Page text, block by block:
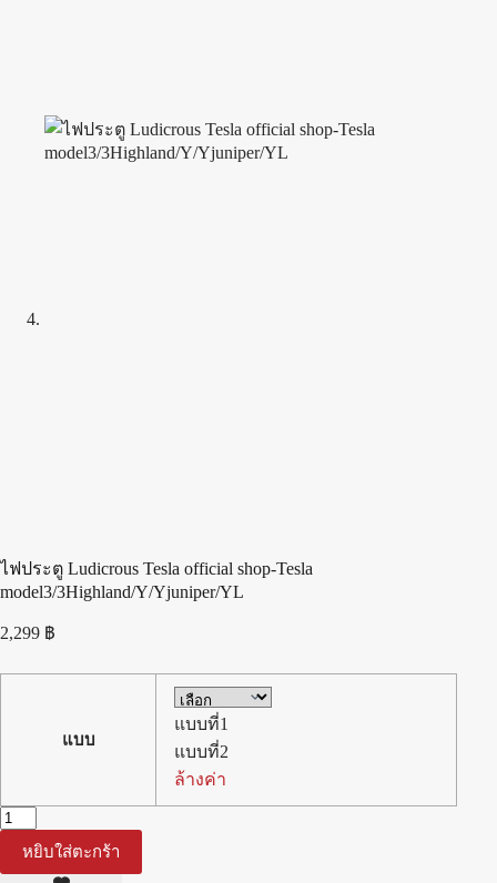
ไฟประตู Ludicrous Tesla official shop-Tesla
model3/3Highland/Y/Yjuniper/YL
2,299 ฿
แบบ
แบบที่1
แบบที่2
ล้างค่า
จำนวน
ประตู
หยิบใส่ตะกร้า